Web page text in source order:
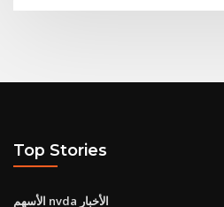
Top Stories
الأسهم nvda الأخبار